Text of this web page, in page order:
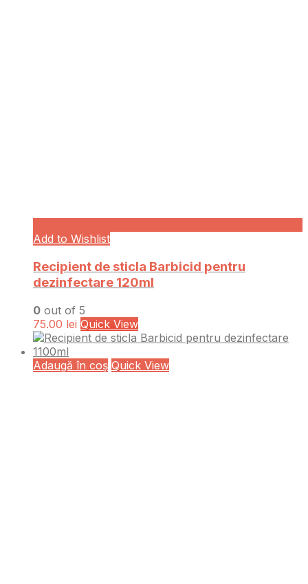
Add to Wishlist
Recipient de sticla Barbicid pentru
dezinfectare 120ml
0 out of 5
75.00 lei Quick View
Adaugă în coș Quick View